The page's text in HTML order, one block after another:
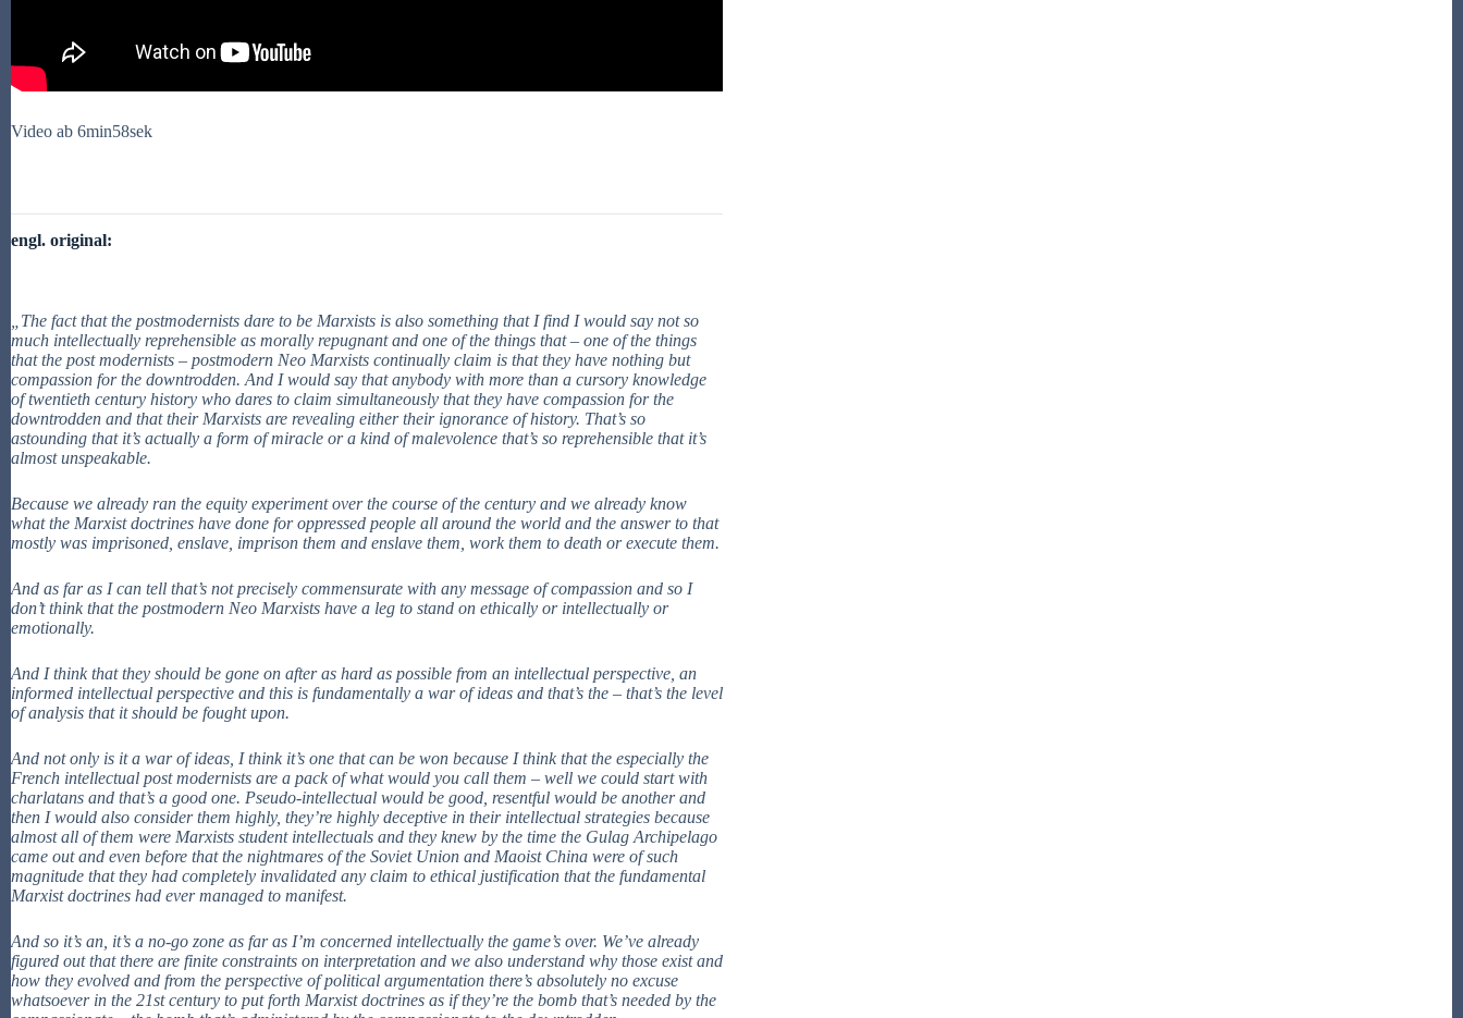
Video ab 6min58sek
engl. original:
„The fact that the postmodernists dare to be Marxists is also something that I find I would say not so
much intellectually reprehensible as morally repugnant and one of the things that – one of the things
that the post modernists – postmodern Neo Marxists continually claim is that they have nothing but
compassion for the downtrodden. And I would say that anybody with more than a cursory knowledge
of twentieth century history who dares to claim simultaneously that they have compassion for the
downtrodden and that their Marxists are revealing either their ignorance of history. That’s so
astounding that it’s actually a form of miracle or a kind of malevolence that’s so reprehensible that it’s
almost unspeakable.
Because we already ran the equity experiment over the course of the century and we already know
what the Marxist doctrines have done for oppressed people all around the world and the answer to that
mostly was imprisoned, enslave, imprison them and enslave them, work them to death or execute them.
And as far as I can tell that’s not precisely commensurate with any message of compassion and so I
don’t think that the postmodern Neo Marxists have a leg to stand on ethically or intellectually or
emotionally.
And I think that they should be gone on after as hard as possible from an intellectual perspective, an
informed intellectual perspective and this is fundamentally a war of ideas and that’s the – that’s the level
of analysis that it should be fought upon.
And not only is it a war of ideas, I think it’s one that can be won because I think that the especially the
French intellectual post modernists are a pack of what would you call them – well we could start with
charlatans and that’s a good one. Pseudo-intellectual would be good, resentful would be another and
then I would also consider them highly, they’re highly deceptive in their intellectual strategies because
almost all of them were Marxists student intellectuals and they knew by the time the Gulag Archipelago
came out and even before that the nightmares of the Soviet Union and Maoist China were of such
magnitude that they had completely invalidated any claim to ethical justification that the fundamental
Marxist doctrines had ever managed to manifest.
And so it’s an, it’s a no-go zone as far as I’m concerned intellectually the game’s over. We’ve already
figured out that there are finite constraints on interpretation and we also understand why those exist and
how they evolved and from the perspective of political argumentation there’s absolutely no excuse
whatsoever in the 21st century to put forth Marxist doctrines as if they’re the bomb that’s needed by the